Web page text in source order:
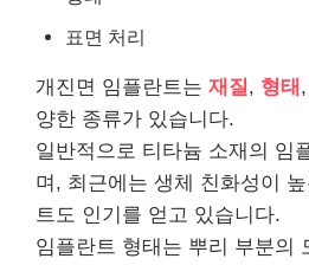
표면 처리
개진면 임플란트는 재질 , 형태 ,
양한 종류가 있습니다.
일반적으로 티타늄 소재의 임
며, 최근에는 생체 친화성이
트도 인기를 얻고 있습니다.
임플란트 형태는 뿌리 부분의